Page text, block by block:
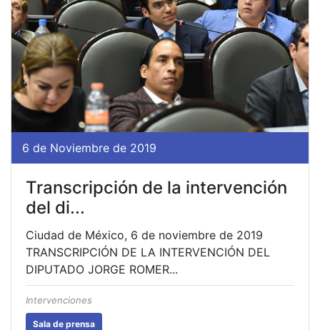
6 de Noviembre de 2019
Transcripción de la intervención
del di...
Ciudad de México, 6 de noviembre de 2019
TRANSCRIPCIÓN DE LA INTERVENCIÓN DEL
DIPUTADO JORGE ROMER...
Intervenciones
Sala de prensa